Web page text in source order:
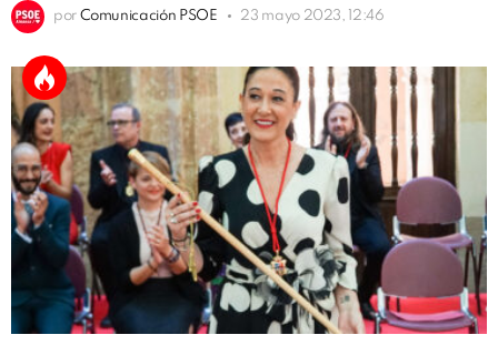
por Comunicación PSOE 23 mayo 2023, 12:46